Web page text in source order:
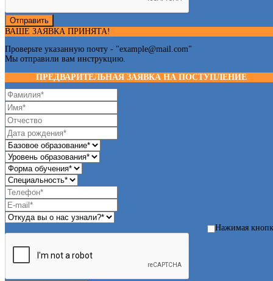
Отправить
ВАШЕ ЗАЯВКА ПРИНЯТА!
Проверьте указанную почту - "example@mail.com"
Мы отправили вам инструкцию.
ПРЕДВАРИТЕЛЬНАЯ ЗАЯВКА НА ПОСТУПЛЕНИЕ
Нажимая